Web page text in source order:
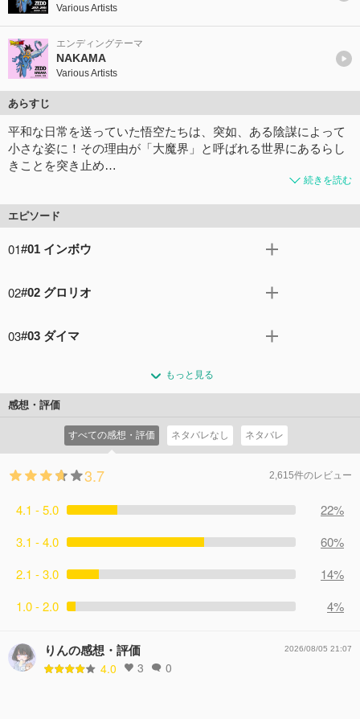
Various Artists
エンディングテーマ
NAKAMA
Various Artists
あらすじ
平和な日常を送っていた悟空たちは、突如、ある陰謀によって
小さな姿に！その理由が「大魔界」と呼ばれる世界にあるらし
きことを突き止め…
続きを読む
エピソード
01#01 インボウ
人組。その名はゴマーとデゲス！そのモニターには魔人ブ
ていた。二人組はあるインボウの実行のため地球へと向か
02#02 グロリオ
かうことが必要と判断し、旅立ちの準備に取り掛かること
ませる悟空。そこにミステリアスな少年魔人・グロリオが
現れる！
コメント44件
03#03 ダイマ
界」に向かうことに。宇宙空間を移動し、不思議な空間を
なんとか通りぬける悟空たちの飛行機。到着したそこは魔
コメント26件拍手68回
もっと見る
感想・評価
すべての感想・評価 ネタバレなし ネタバレ
3.7 2,615件のレビュー
4.1 - 5.0
22%
3.1 - 4.0
60%
2.1 - 3.0
14%
1.0 - 2.0
4%
りんの感想・評価
4.0 3 0
2026/08/05 21:07